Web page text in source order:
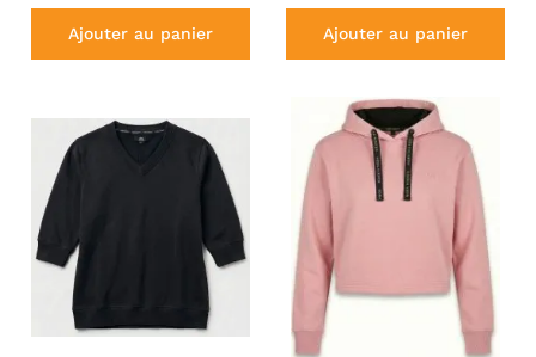
Ajouter au panier Ajouter au panier